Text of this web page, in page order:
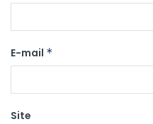
E-mail *
Site